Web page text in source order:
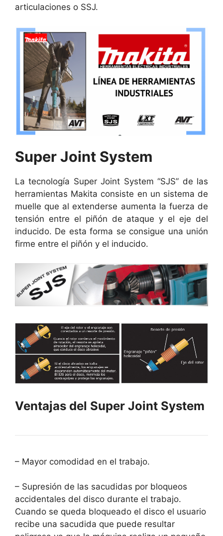
articulaciones o SSJ.
Super Joint System
La tecnología Super Joint System “SJS” de las
herramientas Makita consiste en un sistema de
muelle que al extenderse aumenta la fuerza de
tensión entre el piñón de ataque y el eje del
inducido. De esta forma se consigue una unión
firme entre el piñón y el inducido.
Ventajas del Super Joint System
– Mayor comodidad en el trabajo.
– Supresión de las sacudidas por bloqueos
accidentales del disco durante el trabajo.
Cuando se queda bloqueado el disco el usuario
recibe una sacudida que puede resultar